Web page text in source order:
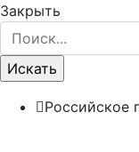
Закрыть
Российское